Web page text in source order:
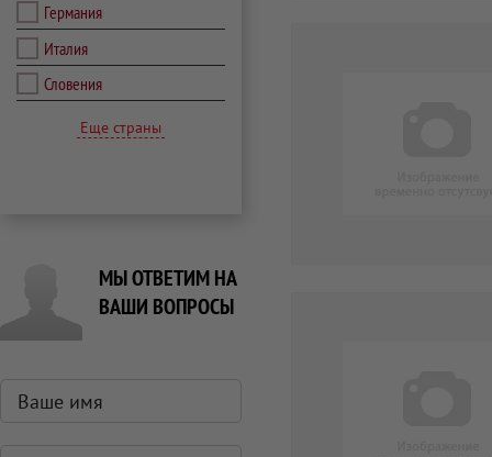
Германия
Италия
Словения
Еще страны
МЫ ОТВЕТИМ НА
ВАШИ ВОПРОСЫ